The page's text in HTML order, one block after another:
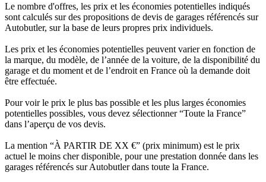
Le nombre d'offres, les prix et les économies potentielles indiqués
sont calculés sur des propositions de devis de garages référencés sur
Autobutler, sur la base de leurs propres prix individuels.
Les prix et les économies potentielles peuvent varier en fonction de
la marque, du modèle, de l’année de la voiture, de la disponibilité du
garage et du moment et de l’endroit en France où la demande doit
être effectuée.
Pour voir le prix le plus bas possible et les plus larges économies
potentielles possibles, vous devez sélectionner “Toute la France”
dans l’aperçu de vos devis.
La mention “À PARTIR DE XX €” (prix minimum) est le prix
actuel le moins cher disponible, pour une prestation donnée dans les
garages référencés sur Autobutler dans toute la France.